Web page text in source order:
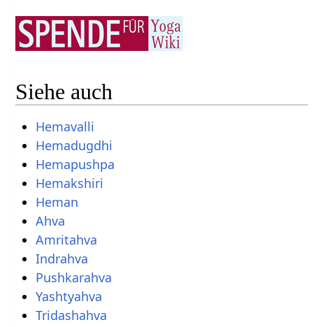
Siehe auch
Hemavalli
Hemadugdhi
Hemapushpa
Hemakshiri
Heman
Ahva
Amritahva
Indrahva
Pushkarahva
Yashtyahva
Tridashahva